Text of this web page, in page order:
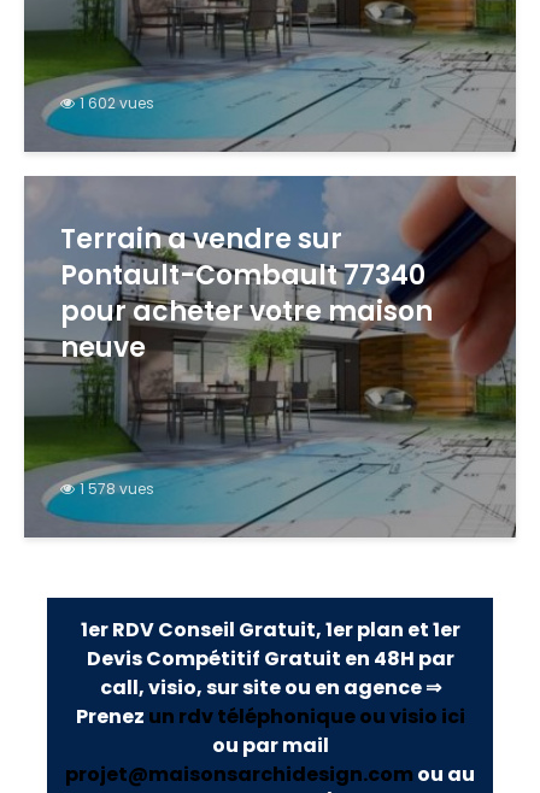
1 602 vues
Terrain a vendre sur
Pontault-Combault 77340
pour acheter votre maison
neuve
1 578 vues
1er RDV Conseil Gratuit, 1er plan et 1er
Devis Compétitif Gratuit en 48H par
call, visio, sur site ou en agence ⇒
Prenez un rdv téléphonique ou visio ici
ou par mail
projet@maisonsarchidesign.com ou au